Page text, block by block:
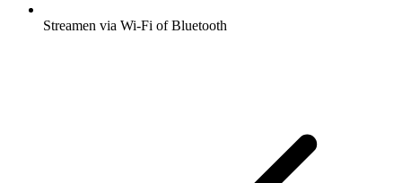
Streamen via Wi-Fi of Bluetooth